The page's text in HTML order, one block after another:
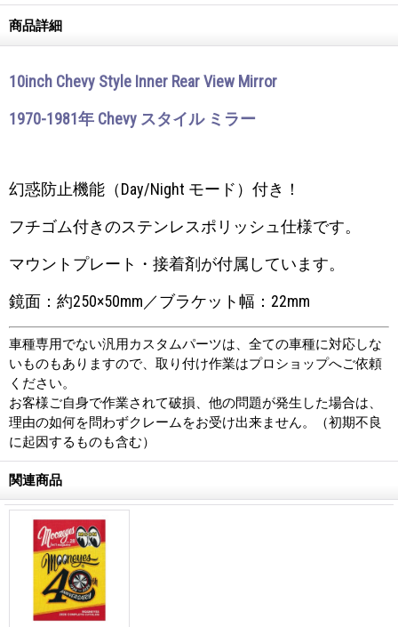
商品詳細
10inch Chevy Style Inner Rear View Mirror
1970-1981年 Chevy スタイル ミラー
幻惑防止機能（Day/Night モード）付き！
フチゴム付きのステンレスポリッシュ仕様です。
マウントプレート・接着剤が付属しています。
鏡面：約250×50mm／ブラケット幅：22mm
車種専用でない汎用カスタムパーツは、全ての車種に対応しな
いものもありますので、取り付け作業はプロショップへご依頼
ください。
お客様ご自身で作業されて破損、他の問題が発生した場合は、
理由の如何を問わずクレームをお受け出来ません。（初期不良
に起因するものも含む）
関連商品